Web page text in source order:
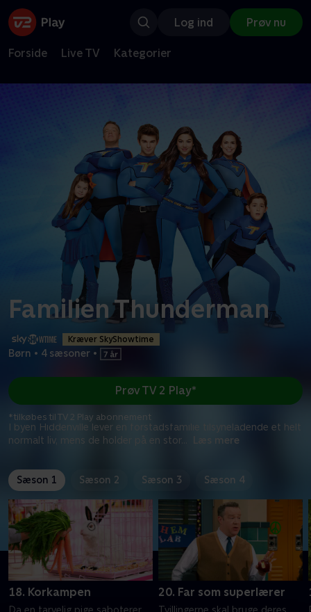
Log ind Prøv nu
Forside Live TV Kategorier
Familien Thunderman
Kræver SkyShowtime
Børn • 4 sæsoner •
I byen Hiddenville lever en forstadsfamilie tilsyneladende et helt
normalt liv, mens de holder på en stor... Læs mere
Prøv TV 2 Play*
*tilkøbes til TV 2 Play abonnement
Sæson 1 Sæson 2 Sæson 3 Sæson 4
18. Korkampen
Da en tarvelig pige saboterer
20. Far som superlærer
Tvillingerne skal bruge deres